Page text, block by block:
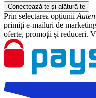
Conectează-te și alătură-te
Prin selectarea opțiunii
primiți e-mailuri de
oferte, promoții și reduceri.